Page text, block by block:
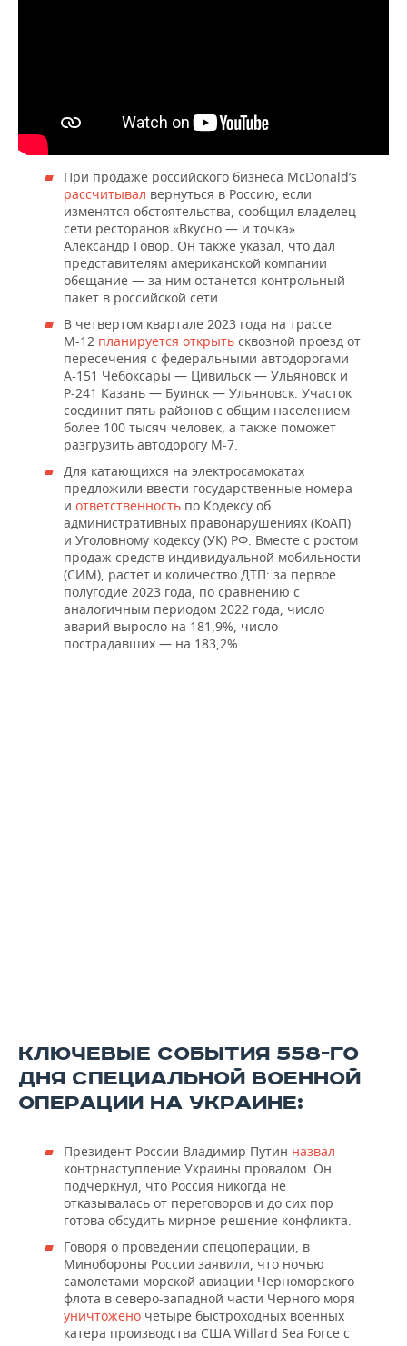
При продаже российского бизнеса McDonald’s
рассчитывал вернуться в Россию, если
изменятся обстоятельства, сообщил владелец
сети ресторанов «Вкусно — и точка»
Александр Говор. Он также указал, что дал
представителям американской компании
обещание — за ним останется контрольный
пакет в российской сети.
В четвертом квартале 2023 года на трассе
М-12 планируется открыть сквозной проезд от
пересечения с федеральными автодорогами
А-151 Чебоксары — Цивильск — Ульяновск и
Р-241 Казань — Буинск — Ульяновск. Участок
соединит пять районов с общим населением
более 100 тысяч человек, а также поможет
разгрузить автодорогу М-7.
Для катающихся на электросамокатах
предложили ввести государственные номера
и ответственность по Кодексу об
административных правонарушениях (КоАП)
и Уголовному кодексу (УК) РФ. Вместе с ростом
продаж средств индивидуальной мобильности
(СИМ), растет и количество ДТП: за первое
полугодие 2023 года, по сравнению с
аналогичным периодом 2022 года, число
аварий выросло на 181,9%, число
пострадавших — на 183,2%.
КЛЮЧЕВЫЕ СОБЫТИЯ 558-ГО
ДНЯ СПЕЦИАЛЬНОЙ ВОЕННОЙ
ОПЕРАЦИИ НА УКРАИНЕ:
Президент России Владимир Путин назвал
контрнаступление Украины провалом. Он
подчеркнул, что Россия никогда не
отказывалась от переговоров и до сих пор
готова обсудить мирное решение конфликта.
Говоря о проведении спецоперации, в
Минобороны России заявили, что ночью
самолетами морской авиации Черноморского
флота в северо-западной части Черного моря
уничтожено четыре быстроходных военных
катера производства США Willard Sea Force с